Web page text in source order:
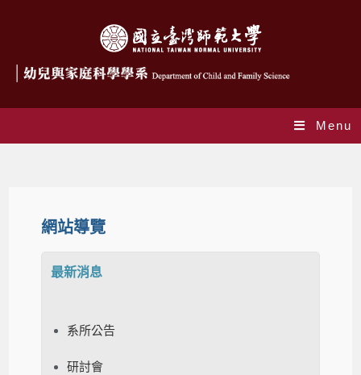
Menu
網站導覽
最新消息
系所公告
研討會